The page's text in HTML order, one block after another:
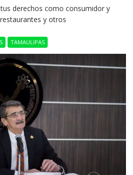
derechos como consumidor y
y otros
TAMAULIPAS